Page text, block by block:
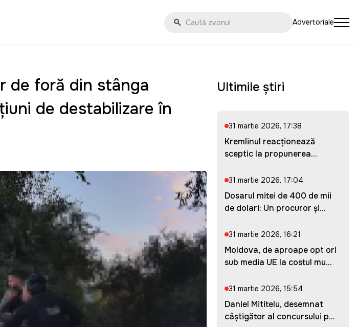
Advertoriale
de forță din stânga
de destabilizare în
Ultimile știri
31 martie 2026, 17:38
Kremlinul reacționează
sceptic la propunerea
31 martie 2026, 17:04
Dosarul mitei de 400 de mii
de dolari: Un procuror și...
31 martie 2026, 16:21
Moldova, de aproape opt ori
sub media UE la costul mu...
31 martie 2026, 15:54
Daniel Mititelu, desemnat
câștigător al concursului p...